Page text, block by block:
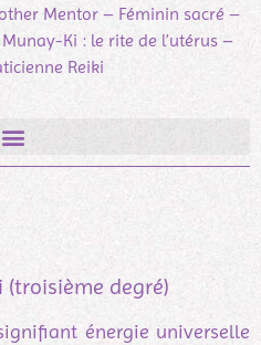
Mentor – Féminin sacré –
Ki : le rite de l’utérus –
Reiki
degré)
énergie universelle